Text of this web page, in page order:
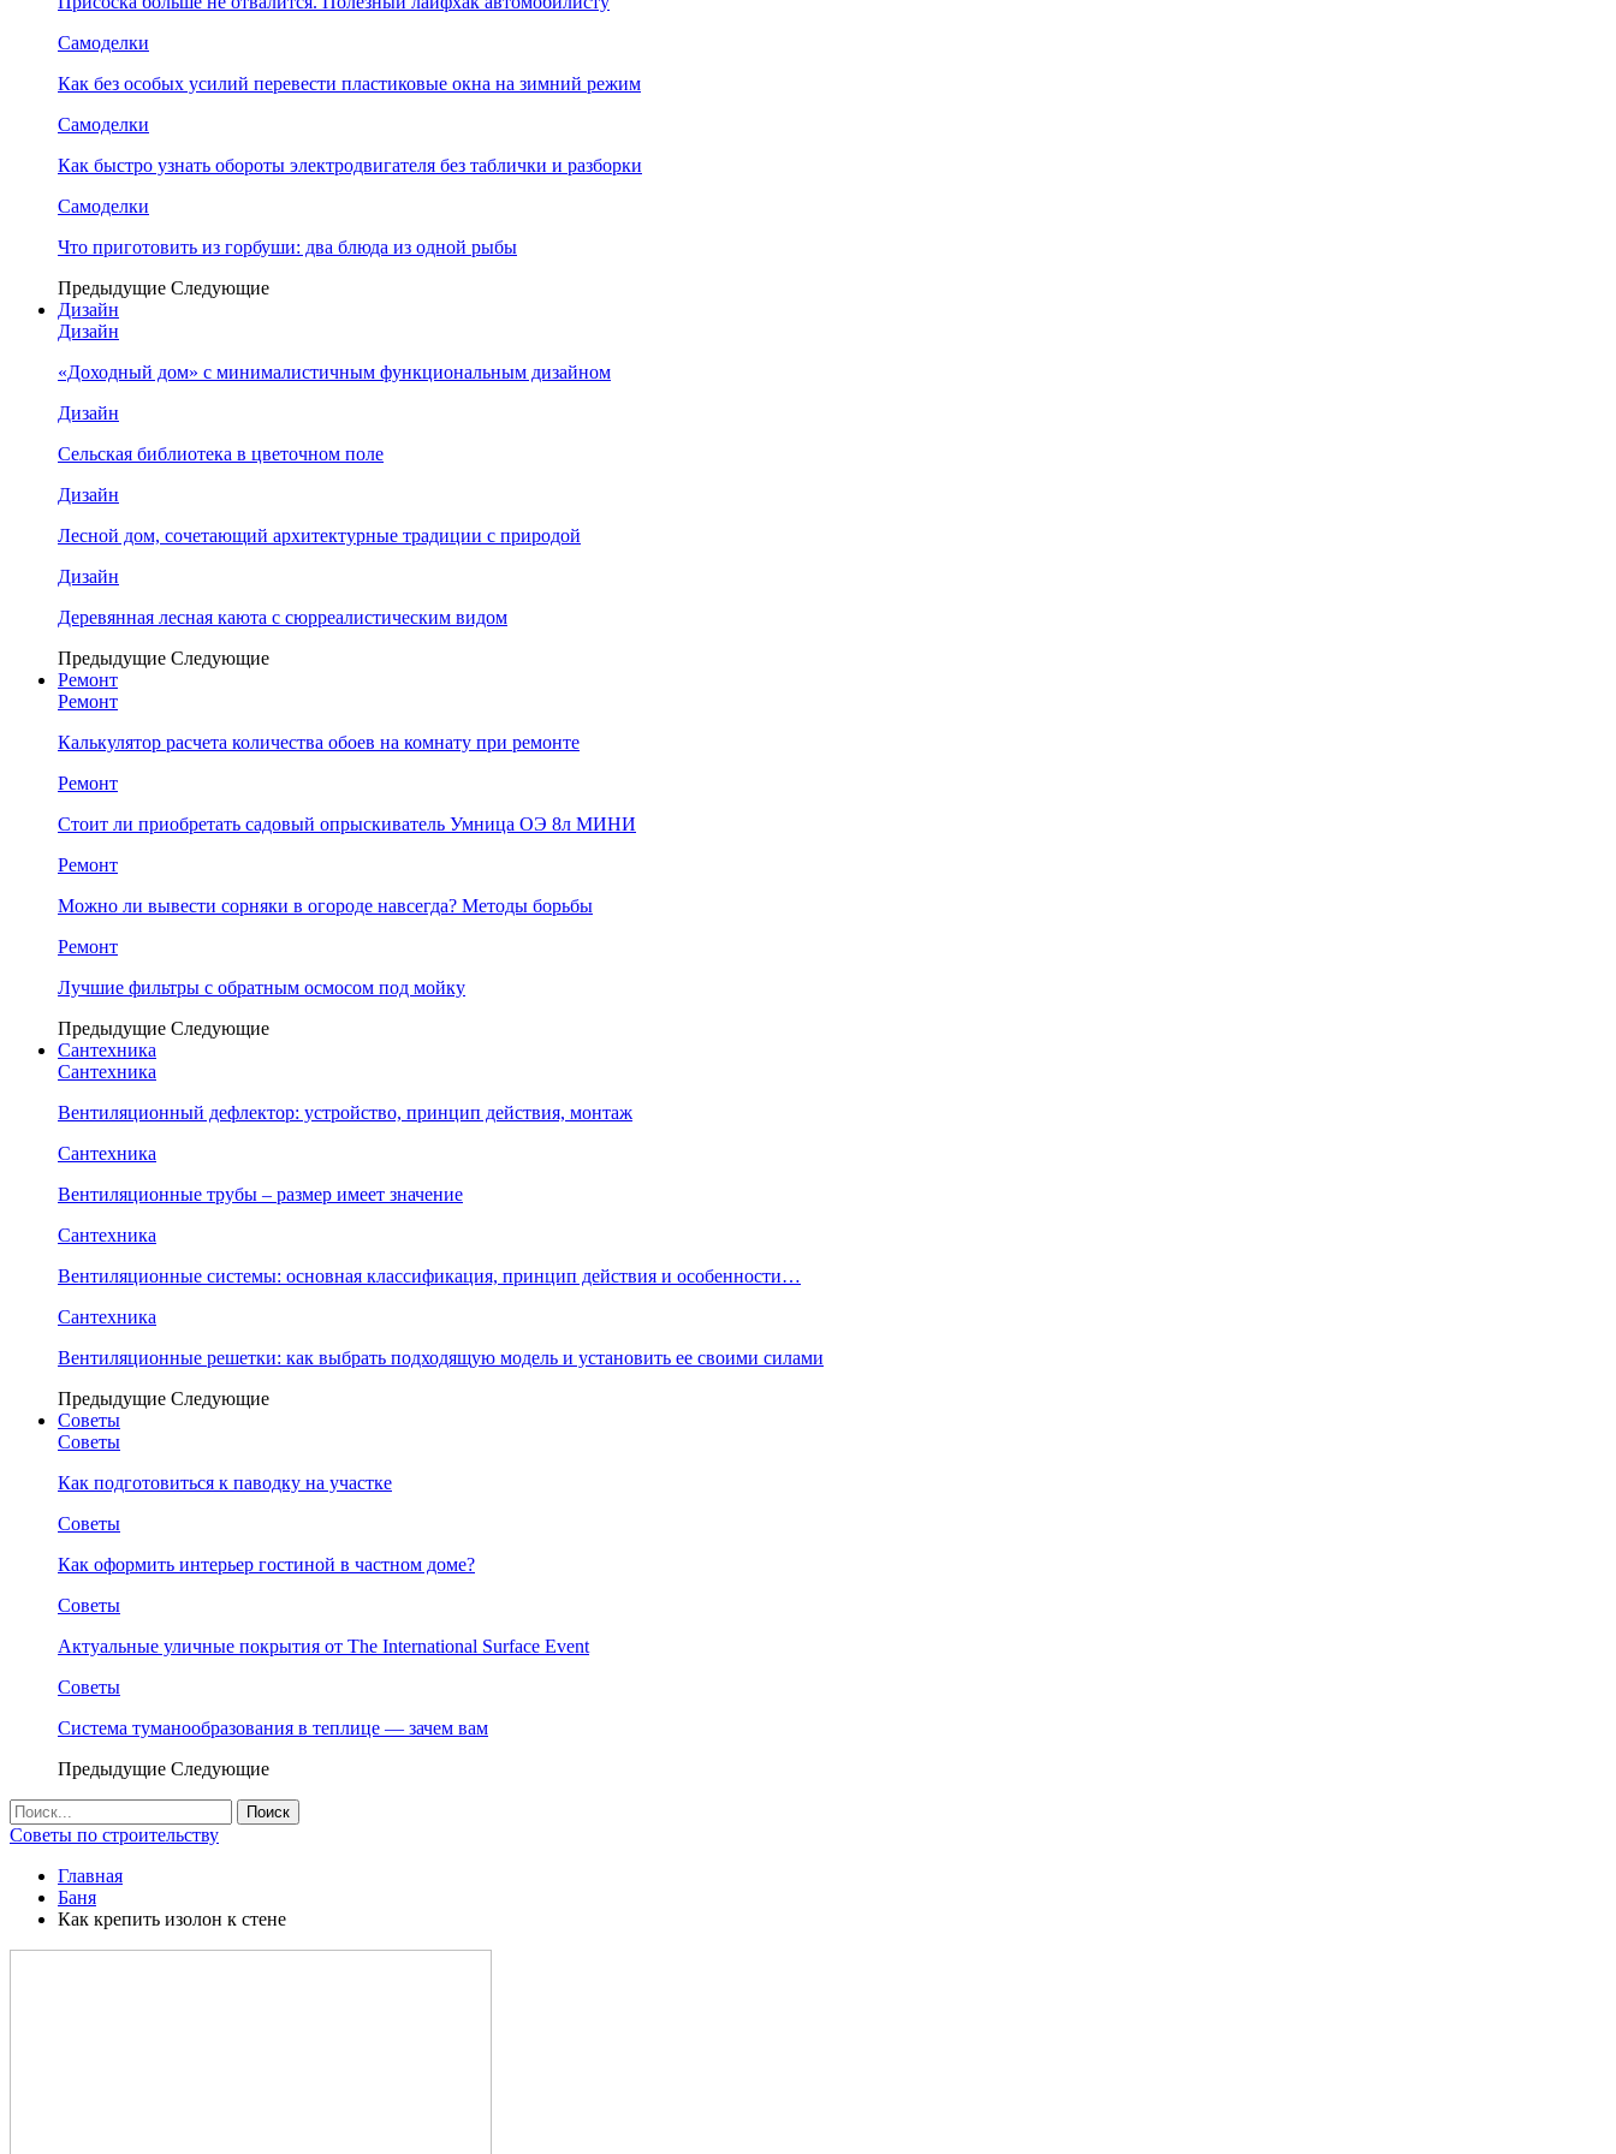
Самоделки
Как без особых усилий перевести пластиковые окна на зимний режим
Самоделки
Как быстро узнать обороты электродвигателя без таблички и разборки
Самоделки
Что приготовить из горбуши: два блюда из одной рыбы
Предыдущие Следующие
Дизайн
Дизайн
«Доходный дом» с минималистичным функциональным дизайном
Дизайн
Сельская библиотека в цветочном поле
Дизайн
Лесной дом, сочетающий архитектурные традиции с природой
Дизайн
Деревянная лесная каюта с сюрреалистическим видом
Предыдущие Следующие
Ремонт
Ремонт
Калькулятор расчета количества обоев на комнату при ремонте
Ремонт
Стоит ли приобретать садовый опрыскиватель Умница ОЭ 8л МИНИ
Ремонт
Можно ли вывести сорняки в огороде навсегда? Методы борьбы
Ремонт
Лучшие фильтры с обратным осмосом под мойку
Предыдущие Следующие
Сантехника
Сантехника
Вентиляционный дефлектор: устройство, принцип действия, монтаж
Сантехника
Вентиляционные трубы – размер имеет значение
Сантехника
Вентиляционные системы: основная классификация, принцип действия и особенности…
Сантехника
Вентиляционные решетки: как выбрать подходящую модель и установить ее своими силами
Предыдущие Следующие
Советы
Советы
Как подготовиться к паводку на участке
Советы
Как оформить интерьер гостиной в частном доме?
Советы
Актуальные уличные покрытия от The International Surface Event
Советы
Система туманообразования в теплице — зачем вам
Предыдущие Следующие
Советы по строительству
Главная
Баня
Как крепить изолон к стене